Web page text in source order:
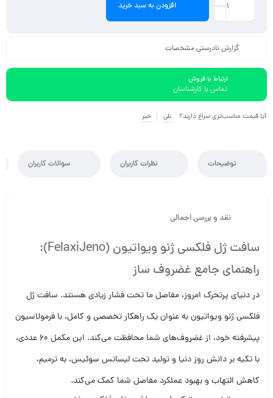
افزودن به سبد خرید
گزارش نادرستی مشخصات
ارتباط با فروش
تماس با کارشناسان
آیا قیمت مناسب‌تری سراغ دارید؟ بلی خیر
توضیحات نظرات کاربران سوالات کاربران
نقد و بررسی اجمالی
سافت ژل فلکسی ژنو ویواتیون (FelaxiJeno):
راهنمای جامع غضروف ساز
در دنیای پرتحرک امروز، مفاصل ما تحت فشار زیادی هستند. سافت ژل
فلکسی ژنو ویواتیون به عنوان یک راهکار تخصصی و کامل، با فرمولاسیون
پیشرفته خود، از غضروف‌های شما محافظت می‌کند. این مکمل 60 عددی،
با تکیه بر دانش روز دنیا و تولید تحت لیسانس سوئیس، به ترمیم،
کاهش التهاب و بهبود عملکرد مفاصل شما کمک می‌کند.